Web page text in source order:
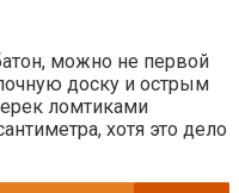
можно не первой
доску и острым
ломтиками
хотя это дело